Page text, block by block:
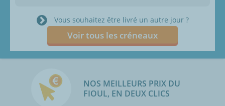
Vous souhaitez être livré un autre jour ?
Voir tous les créneaux
NOS MEILLEURS PRIX DU
FIOUL, EN DEUX CLICS